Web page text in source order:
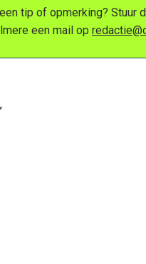
tip of opmerking? Stuur
een mail op
▼